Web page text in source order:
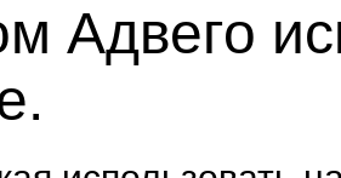
Адвего